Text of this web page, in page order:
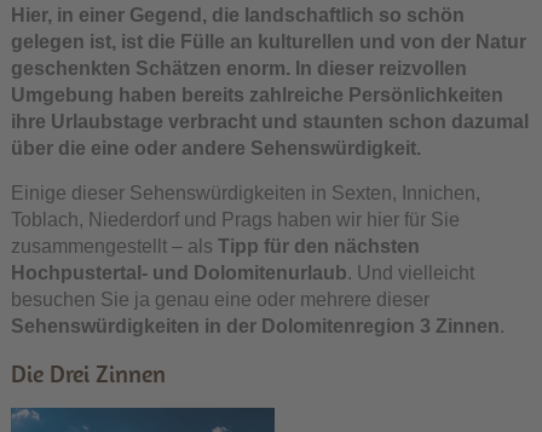
Hier, in einer Gegend, die landschaftlich so schön
gelegen ist, ist die Fülle an kulturellen und von der Natur
geschenkten Schätzen enorm. In dieser reizvollen
Umgebung haben bereits zahlreiche Persönlichkeiten
ihre Urlaubstage verbracht und staunten schon dazumal
über die eine oder andere Sehenswürdigkeit.
Einige dieser Sehenswürdigkeiten in Sexten, Innichen,
Toblach, Niederdorf und Prags haben wir hier für Sie
zusammengestellt – als Tipp für den nächsten
Hochpustertal- und Dolomitenurlaub. Und vielleicht
besuchen Sie ja genau eine oder mehrere dieser
Sehenswürdigkeiten in der Dolomitenregion 3 Zinnen.
Die Drei Zinnen